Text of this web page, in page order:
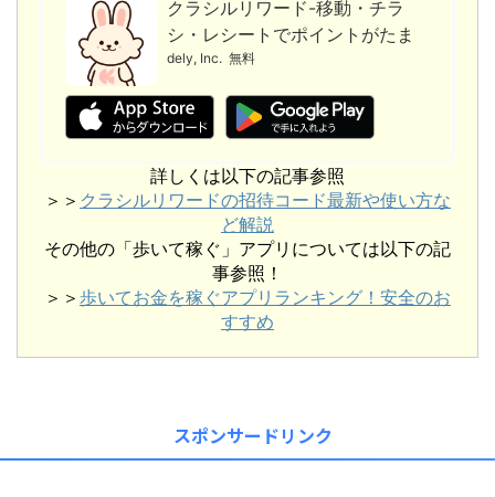
クラシルリワード-移動・チラ
シ・レシートでポイントがたま
る
dely, Inc. 無料
詳しくは以下の記事参照
＞＞ クラシルリワードの招待コード最新や使い方な
ど解説
その他の「歩いて稼ぐ」アプリについては以下の記
事参照！
＞＞ 歩いてお金を稼ぐアプリランキング！安全のお
すすめ
スポンサードリンク